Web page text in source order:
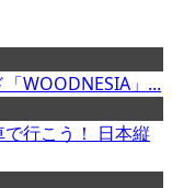
WOODNESIA」...
行こう！ 日本縦